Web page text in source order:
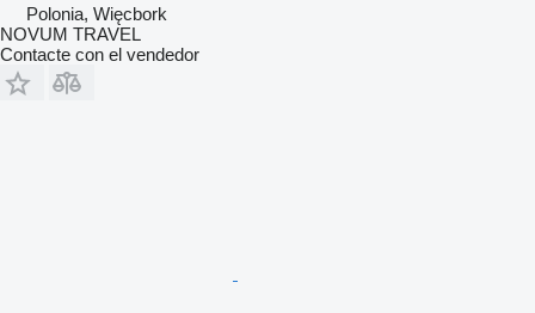
Polonia, Więcbork
NOVUM TRAVEL
Contacte con el vendedor